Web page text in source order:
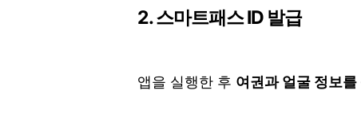
2. 스마트패스 ID 발급
앱을 실행한 후 여권과 얼굴 정보